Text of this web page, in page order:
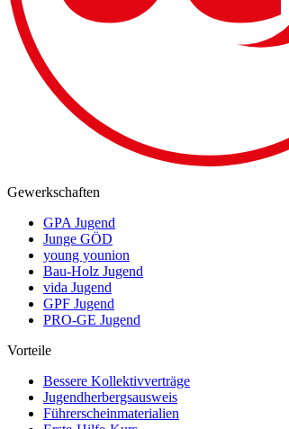
Gewerkschaften
GPA Jugend
Junge GÖD
young younion
Bau-Holz Jugend
vida Jugend
GPF Jugend
PRO-GE Jugend
Vorteile
Bessere Kollektivverträge
Jugendherbergsausweis
Führerscheinmaterialien